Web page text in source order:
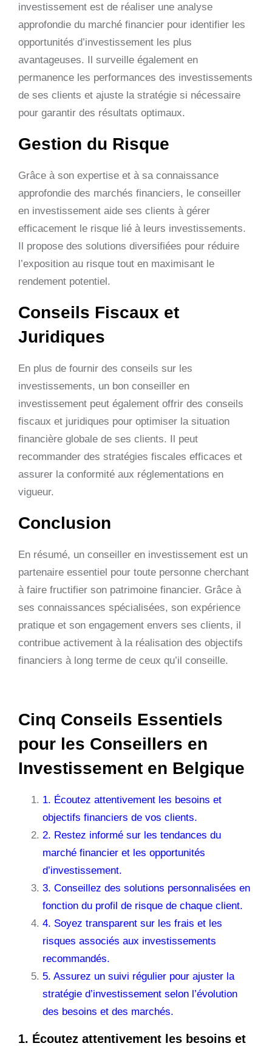
investissement est de réaliser une analyse
approfondie du marché financier pour identifier les
opportunités d’investissement les plus
avantageuses. Il surveille également en
permanence les performances des investissements
de ses clients et ajuste la stratégie si nécessaire
pour garantir des résultats optimaux.
Gestion du Risque
Grâce à son expertise et à sa connaissance
approfondie des marchés financiers, le conseiller
en investissement aide ses clients à gérer
efficacement le risque lié à leurs investissements.
Il propose des solutions diversifiées pour réduire
l’exposition au risque tout en maximisant le
rendement potentiel.
Conseils Fiscaux et
Juridiques
En plus de fournir des conseils sur les
investissements, un bon conseiller en
investissement peut également offrir des conseils
fiscaux et juridiques pour optimiser la situation
financière globale de ses clients. Il peut
recommander des stratégies fiscales efficaces et
assurer la conformité aux réglementations en
vigueur.
Conclusion
En résumé, un conseiller en investissement est un
partenaire essentiel pour toute personne cherchant
à faire fructifier son patrimoine financier. Grâce à
ses connaissances spécialisées, son expérience
pratique et son engagement envers ses clients, il
contribue activement à la réalisation des objectifs
financiers à long terme de ceux qu’il conseille.
Cinq Conseils Essentiels
pour les Conseillers en
Investissement en Belgique
1. Écoutez attentivement les besoins et
objectifs financiers de vos clients.
2. Restez informé sur les tendances du
marché financier et les opportunités
d’investissement.
3. Conseillez des solutions personnalisées en
fonction du profil de risque de chaque client.
4. Soyez transparent sur les frais et les
risques associés aux investissements
recommandés.
5. Assurez un suivi régulier pour ajuster la
stratégie d’investissement selon l’évolution
des besoins et des marchés.
1. Écoutez attentivement les besoins et